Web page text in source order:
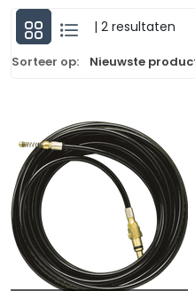
| 2 resultaten
Sorteer op: